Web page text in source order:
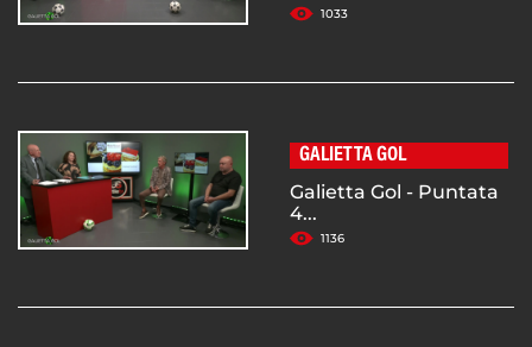
1033
GALIETTA GOL
Galietta Gol - Puntata
4...
1136